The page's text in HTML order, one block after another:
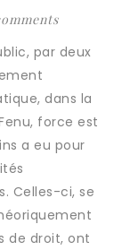
par deux
dans la
force est
a eu pour
Celles-ci, se
de droit, ont